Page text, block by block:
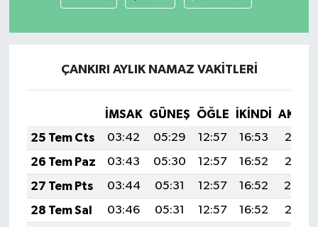
ÇANKIRI AYLIK NAMAZ VAKITLERI
İMSAK GÜNEŞ ÖĞLE İKINDI
25 Tem Cts
03:42 05:29 12:57 16:53
20:15
26 Tem Paz
03:43 05:30 12:57 16:52
20:15
27 Tem Pts
03:44 05:31 12:57 16:52
20:14
28 Tem Sal
03:46 05:31 12:57 16:52
20:13